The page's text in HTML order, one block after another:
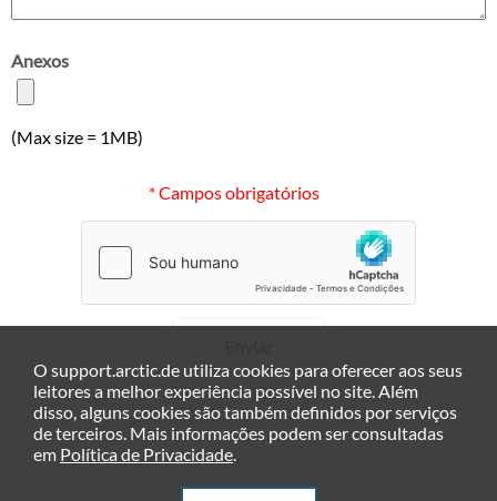
Anexos
(Max size = 1MB)
* Campos obrigatórios
O support.arctic.de utiliza cookies para oferecer aos seus
leitores a melhor experiência possível no site. Além
disso, alguns cookies são também definidos por serviços
de terceiros. Mais informações podem ser consultadas
em Política de Privacidade.